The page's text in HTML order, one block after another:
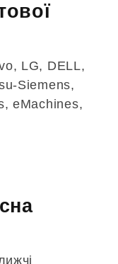
LG, DELL,
Siemens,
eMachines,